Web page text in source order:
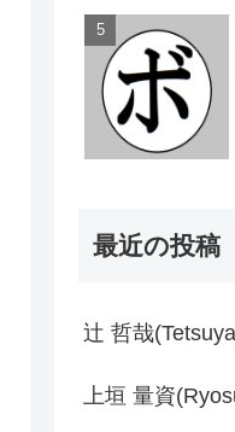
最近の投稿
辻 哲哉
上垣 量資